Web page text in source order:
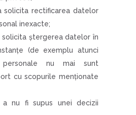
solicita rectificarea datelor
inexacte;
ştergerea datelor în
(de exemplu atunci
nu mai sunt
cu scopurile menţionate
nu fi supus unei decizii